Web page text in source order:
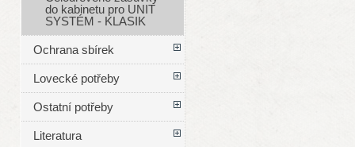
do kabinetu pro UNIT
SYSTÉM - KLASIK
Ochrana sbírek
Lovecké potřeby
Ostatní potřeby
Literatura